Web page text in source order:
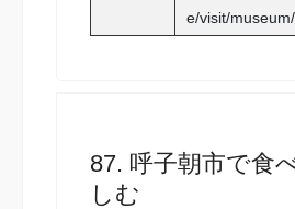
e/visit/museum/
87. 呼子朝市で食
しむ